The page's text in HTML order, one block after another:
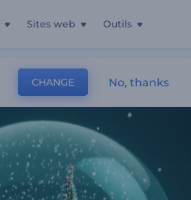
Sites web Outils
CHANGE No, thanks